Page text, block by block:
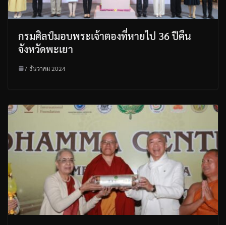
กรมศิลป์มอบพระเจ้าตองที่หายไป 36 ปีคืน
จังหวัดพะเยา
7 ธันวาคม 2024